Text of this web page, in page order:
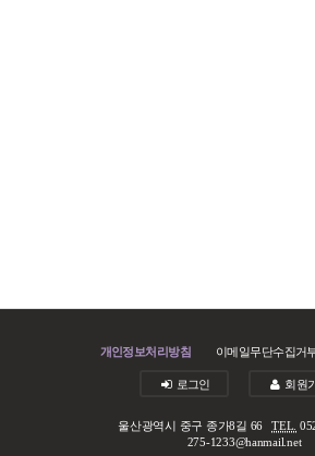
개인정보처리방침 이메일무단수집거
로그인 회원
울산광역시 중구 종가8길 66TEL.
275-1233@hanmail.net